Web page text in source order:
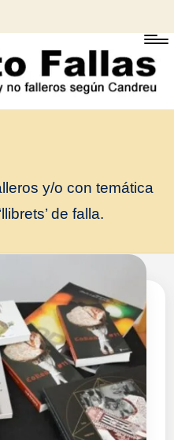
y/o con temática
de falla.